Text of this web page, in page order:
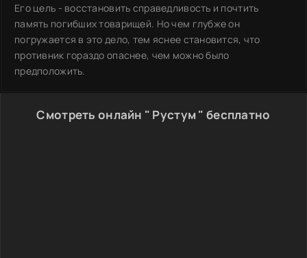
Его цель - восстановить справедливость и почтить
память погибших товарищей. Но чем глубже он
погружается в это дело, тем яснее становится, что
противник гораздо опаснее, чем можно было
предположить.
Смотреть онлайн " Рустум " бесплатно